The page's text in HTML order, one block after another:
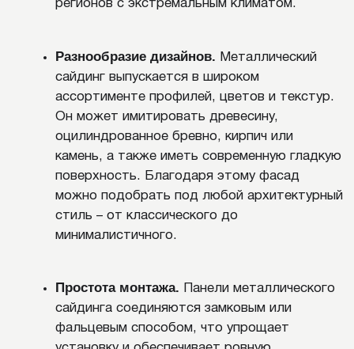
Уход за металлическим сайдингом позволяет
сохранить фасад в идеальном состоянии на
десятилетия. Для этого следует регулярно
выполняют при помощи шланга с умеренным
напором, избегая высокого давления и абразивных
средств. Особое внимание стоит уделять
областям под карнизами, вокруг окон и дверей, а
также в местах, где могут скапливаться листья,
пыль или мусор.
Однако стоит сразу исключить использование
кислотных или щелочных составов, которые
разрушают покрытие. После мытья рекомендуется
смывать остатки моющего средства чистой водой,
чтобы не оставалось налета или разводов.
УХОД И ОБСЛУЖИВАНИЕ